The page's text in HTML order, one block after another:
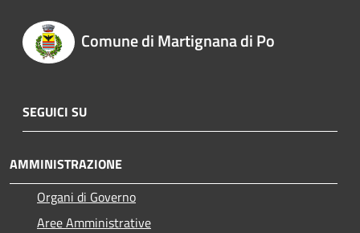
Comune di Martignana di Po
SEGUICI SU
AMMINISTRAZIONE
Organi di Governo
Aree Amministrative